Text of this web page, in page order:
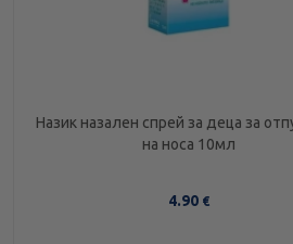
Назик назален спрей за деца за отпушване
на носа 10мл
4.90 €